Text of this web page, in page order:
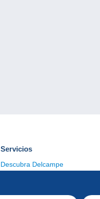
Servicios
Descubra Delcampe